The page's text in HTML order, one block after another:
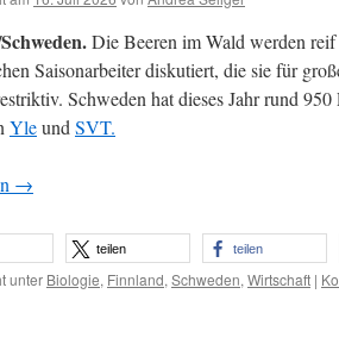
Die Beeren im Wald werden
Saisonarbeiter diskutiert, die sie für
Schweden hat dieses Jahr rund
Yleund SVT.
→
teilen teilen
unter Biologie, Finnland, Schweden, Wirtschaft |